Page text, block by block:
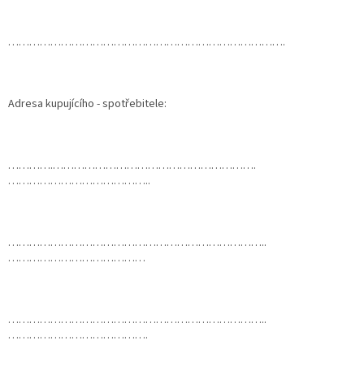
…………………………………………………………………….
Adresa kupujícího - spotřebitele:
………….………………………………………………….
…………………………………..
………………………………………………………………..
…………………………………
………………………………………………………………..
………………………………….